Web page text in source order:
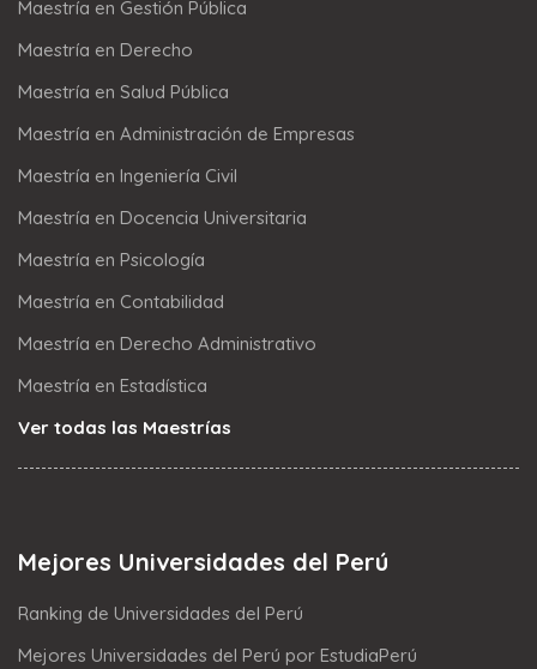
Maestría en Gestión Pública
Maestría en Derecho
Maestría en Salud Pública
Maestría en Administración de Empresas
Maestría en Ingeniería Civil
Maestría en Docencia Universitaria
Maestría en Psicología
Maestría en Contabilidad
Maestría en Derecho Administrativo
Maestría en Estadística
Ver todas las Maestrías
Mejores Universidades del Perú
Ranking de Universidades del Perú
Mejores Universidades del Perú por EstudiaPerú